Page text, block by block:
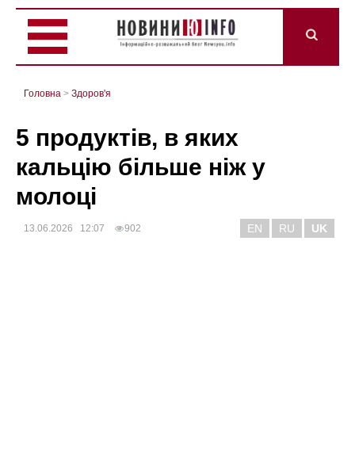
Головна > Здоров'я
5 продуктів, в яких
кальцію більше ніж у
молоці
13.06.2026 12:07 902 EN RU UK